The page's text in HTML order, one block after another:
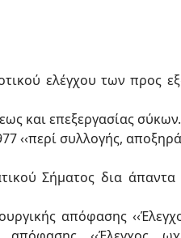
ελέγχου των προς
και επεξεργασίας σύκων.
‹‹περί συλλογής,
Σήματος δια άπαντα
απόφασης